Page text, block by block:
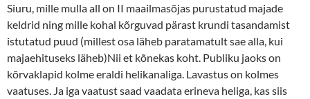
Siuru, mille mulla all on II maailmasõjas purustatud majade
keldrid ning mille kohal kõrguvad pärast krundi tasandamist
istutatud puud (millest osa läheb paratamatult sae alla, kui
majaehituseks läheb)Nii et kõnekas koht. Publiku jaoks on
kõrvaklapid kolme eraldi helikanaliga. Lavastus on kolmes
vaatuses. Ja iga vaatust saad vaadata erineva heliga, kas siis